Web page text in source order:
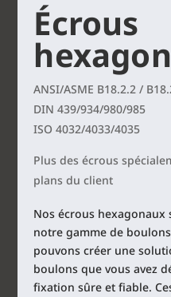
Écrous
ANSI/ASME B18.2.2 /
DIN 439/934/980/985
ISO 4032/4033/4035
Plus des écrous
plans du client
Nos écrous
notre gamme de
pouvons créer une
boulons que vous avez
fixation sûre et fiable.